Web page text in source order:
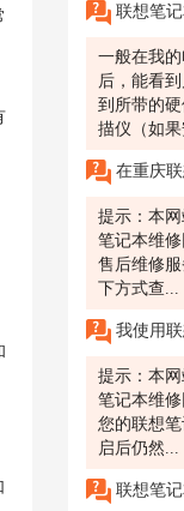
联想笔
一般在我
后，能看
到所带的
描仪（如
在重庆联想售后维
提示：本
笔记本维
售后维修
下方式查...
我使用联想笔记
提示：本
笔记本维
您的联想
启后仍然...
联想笔记